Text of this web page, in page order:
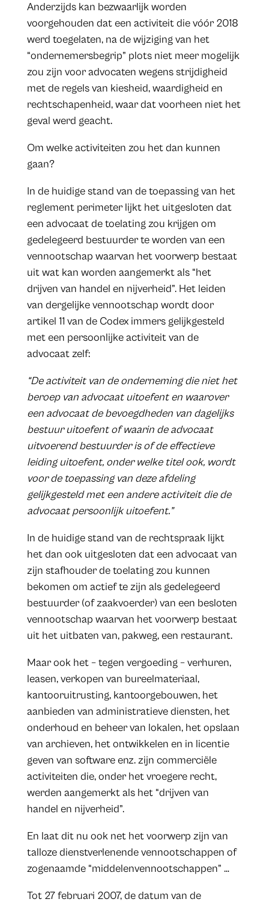
Anderzijds kan bezwaarlijk worden
voorgehouden dat een activiteit die vóór 2018
werd toegelaten, na de wijziging van het
“ondernemersbegrip” plots niet meer mogelijk
zou zijn voor advocaten wegens strijdigheid
met de regels van kiesheid, waardigheid en
rechtschapenheid, waar dat voorheen niet het
geval werd geacht.
Om welke activiteiten zou het dan kunnen
gaan?
In de huidige stand van de toepassing van het
reglement perimeter lijkt het uitgesloten dat
een advocaat de toelating zou krijgen om
gedelegeerd bestuurder te worden van een
vennootschap waarvan het voorwerp bestaat
uit wat kan worden aangemerkt als “het
drijven van handel en nijverheid”. Het leiden
van dergelijke vennootschap wordt door
artikel 11 van de Codex immers gelijkgesteld
met een persoonlijke activiteit van de
advocaat zelf:
“De activiteit van de onderneming die niet het
beroep van advocaat uitoefent en waarover
een advocaat de bevoegdheden van dagelijks
bestuur uitoefent of waarin de advocaat
uitvoerend bestuurder is of de effectieve
leiding uitoefent, onder welke titel ook, wordt
voor de toepassing van deze afdeling
gelijkgesteld met een andere activiteit die de
advocaat persoonlijk uitoefent.”
In de huidige stand van de rechtspraak lijkt
het dan ook uitgesloten dat een advocaat van
zijn stafhouder de toelating zou kunnen
bekomen om actief te zijn als gedelegeerd
bestuurder (of zaakvoerder) van een besloten
vennootschap waarvan het voorwerp bestaat
uit het uitbaten van, pakweg, een restaurant.
Maar ook het – tegen vergoeding – verhuren,
leasen, verkopen van bureelmateriaal,
kantooruitrusting, kantoorgebouwen, het
aanbieden van administratieve diensten, het
onderhoud en beheer van lokalen, het opslaan
van archieven, het ontwikkelen en in licentie
geven van software enz. zijn commerciële
activiteiten die, onder het vroegere recht,
werden aangemerkt als het “drijven van
handel en nijverheid”.
En laat dit nu ook net het voorwerp zijn van
talloze dienstverlenende vennootschappen of
zogenaamde “middelenvennootschappen” …
Tot 27 februari 2007, de datum van de